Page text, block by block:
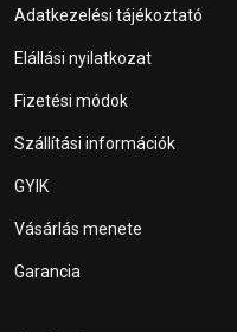
Adatkezelési tájékoztató
Elállási nyilatkozat
Fizetési módok
Szállítási információk
GYIK
Vásárlás menete
Garancia